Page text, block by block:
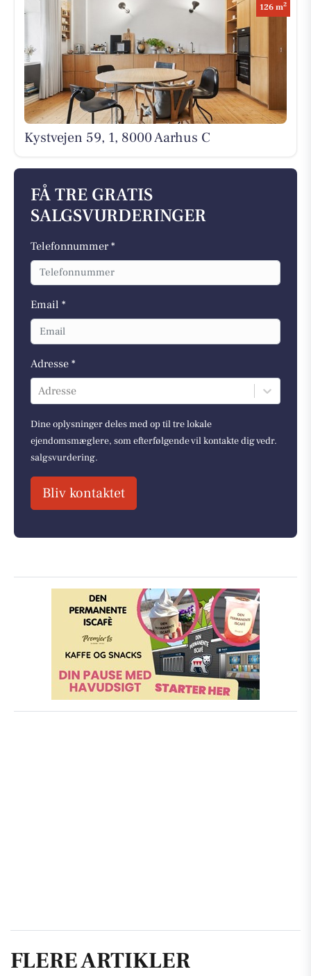
126 m2
Kystvejen 59, 1, 8000 Aarhus C
FÅ TRE GRATIS
SALGSVURDERINGER
Telefonnummer *
Email *
Adresse *
Adresse
Dine oplysninger deles med op til tre lokale
ejendomsmæglere, som efterfølgende vil kontakte dig vedr.
salgsvurdering.
Bliv kontaktet
FLERE ARTIKLER